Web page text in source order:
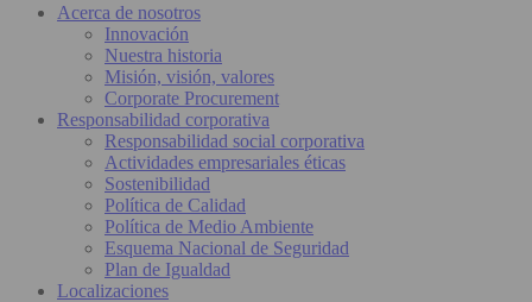
Acerca de nosotros
Innovación
Nuestra historia
Misión, visión, valores
Corporate Procurement
Responsabilidad corporativa
Responsabilidad social corporativa
Actividades empresariales éticas
Sostenibilidad
Política de Calidad
Política de Medio Ambiente
Esquema Nacional de Seguridad
Plan de Igualdad
Localizaciones